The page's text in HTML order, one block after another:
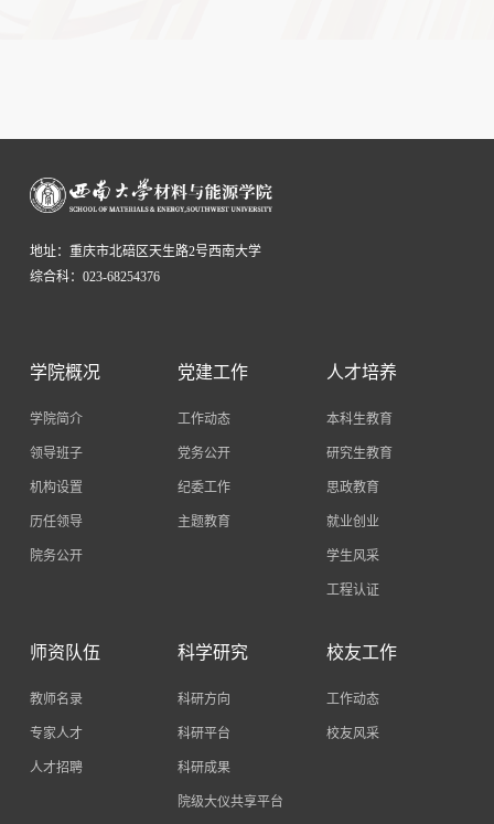
地址：重庆市北碚区天生路2号西南大学
综合科：023-68254376
学院概况
学院简介
领导班子
机构设置
历任领导
院务公开
党建工作
工作动态
党务公开
纪委工作
主题教育
人才培养
本科生教育
研究生教育
思政教育
就业创业
学生风采
工程认证
师资队伍
教师名录
专家人才
人才招聘
科学研究
科研方向
科研平台
科研成果
院级大仪共享平台
校友工作
工作动态
校友风采